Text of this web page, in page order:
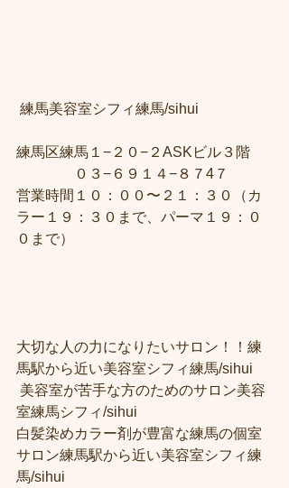
練馬美容室シフィ練馬/sihui
練馬区練馬１−２０−２ASKビル３階
０３−６９１４−８７4７
営業時間１０：００〜２１：３０（カ
ラー１９：３０まで、パーマ１９：０
０まで）
大切な人の力になりたいサロン！！練
馬駅から近い美容室シフィ練馬/sihui
室練馬シフィ/sihui
白髪染めカラー剤が豊富な練馬の個室
サロン練馬駅から近い美容室シフィ練
馬/sihui